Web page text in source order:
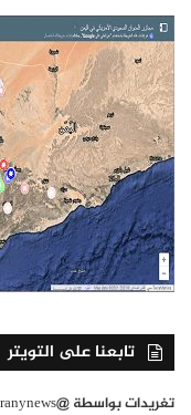
تابعنا على التويتر
تغريدات بواسطة @amranynews